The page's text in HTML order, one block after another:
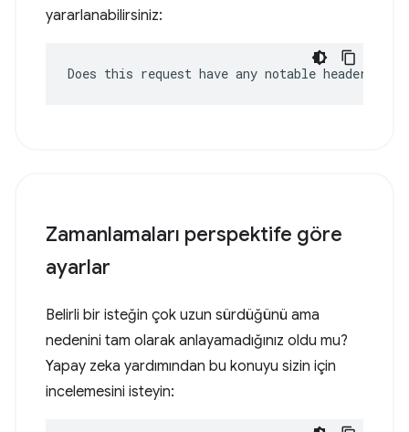
yararlanabilirsiniz:
Does this request have any notable headers?
Zamanlamaları perspektife göre
ayarlar
Belirli bir isteğin çok uzun sürdüğünü ama
nedenini tam olarak anlayamadığınız oldu mu?
Yapay zeka yardımından bu konuyu sizin için
incelemesini isteyin: